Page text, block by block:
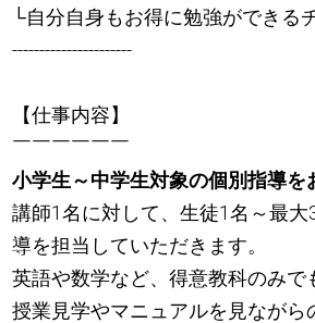
└自分自身もお得に勉強ができる
----------------------
【仕事内容】
￣￣￣￣￣￣
小学生～中学生対象の個別指導を
講師1名に対して、生徒1名～最大
導を担当していただきます。
英語や数学など、得意教科のみで
授業見学やマニュアルを見ながら